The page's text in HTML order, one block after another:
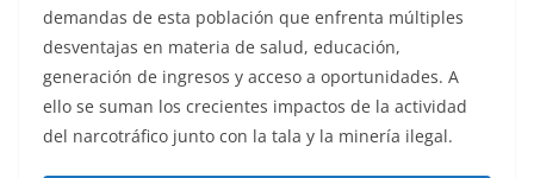
demandas de esta población que enfrenta múltiples
desventajas en materia de salud, educación,
generación de ingresos y acceso a oportunidades. A
ello se suman los crecientes impactos de la actividad
del narcotráfico junto con la tala y la minería ilegal.